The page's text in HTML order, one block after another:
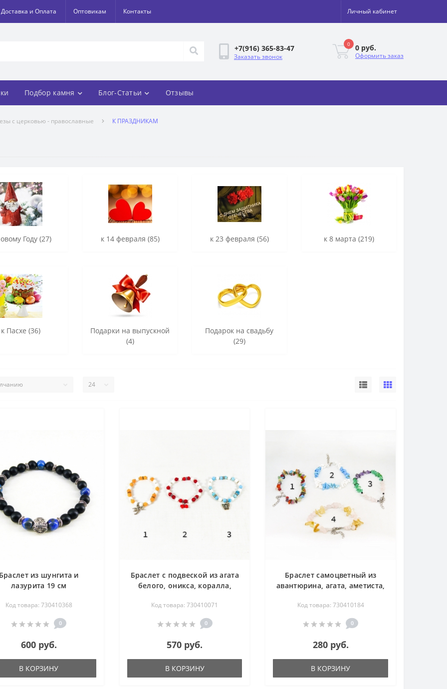
Доставка и Оплата Оптовикам Контакты Личный кабинет
+7(916) 365-83-47
Заказать звонок
0 0 руб.
Оформить заказ
Подбор камня Блог-Статьи Отзывы
с церковью - православные К ПРАЗДНИКАМ
Году (27) к 14 февраля (85) к 23 февраля (56) к 8 марта (219)
к Пасхе (36)
Подарки на выпускной
(4)
Подарок на свадьбу
(29)
из шунгита и
лазурита 19 см
Код товара: 730410368
0
600 руб.
В КОРЗИНУ
Браслет с подвеской из агата
белого, оникса, коралла,
резинке) 16 см
Код товара: 730410071
0
570 руб.
В КОРЗИНУ
Браслет самоцветный из
авантюрина, агата, аметиста,
лунного камня, розового
кварца, сердолика, хаолита,
хризолита и цитрина 17-23
Код товара: 730410184
0
280 руб.
В КОРЗИНУ